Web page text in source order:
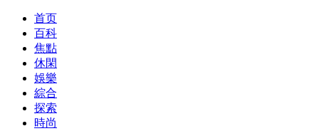
首页
百科
焦點
休閑
娛樂
綜合
探索
時尚